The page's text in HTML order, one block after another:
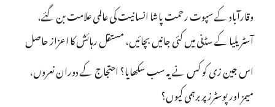
وقارآباد کے سپوت رحمت پاشا انسانیت کی عالمی علامت بن گئے،
آسٹریلیا کے سڈنی میں کئی جانیں بچائیں، مستقل رہائش کا اعزاز حاصل
اس جین زی کو کس نے یہ سب سکھایا؟ احتجاج کے دوران نعروں،
میمز اور پوسٹرز پر برہمی کیوں؟